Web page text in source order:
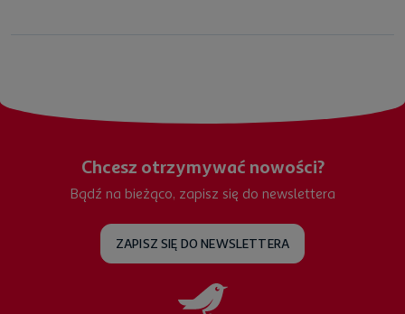
Chcesz otrzymywać nowości?
Bądź na bieżąco, zapisz się do newslettera
ZAPISZ SIĘ DO NEWSLETTERA